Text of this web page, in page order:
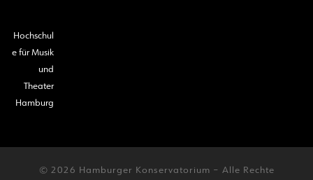
Hochschul
e für Musik
und
Theater
Hamburg
© 2026 Hamburger Konservatorium – Alle Rechte